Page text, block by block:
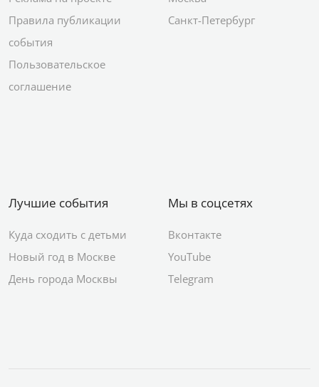
Правила публикации
события
Пользовательское
соглашение
Санкт-Петербург
Лучшие события
Куда сходить с детьми
Новый год в Москве
День города Москвы
Мы в соцсетях
Вконтакте
YouTube
Telegram